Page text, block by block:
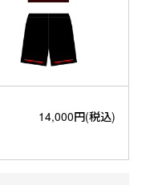
14,000円(税込)